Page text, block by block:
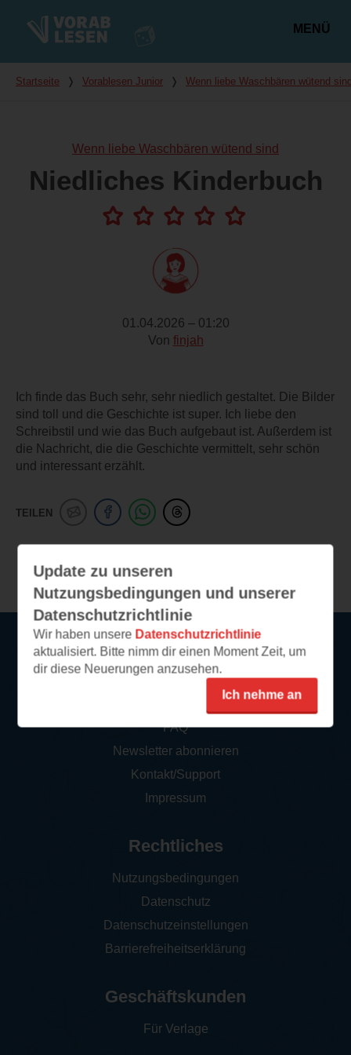
MENÜ
Du bist hier
Startseite ❭ Vorablesen Junior ❭ Wenn liebe Waschbären wütend
Wenn liebe Waschbären wütend sind
Niedliches Kinderbuch
01.04.2026 – 01:20
Von finjah
Ich finde das Buch sehr, sehr niedlich gestaltet. Die Bilder
sind toll und die Geschichte ist super. Ich liebe den
Schreibstil und wie das Buch aufgebaut ist. Außerdem ist
die Nachricht, die die Geschichte vermittelt, sehr schön
und interessant erzählt.
TEILEN
Update zu unseren
Nutzungsbedingungen und unserer
Datenschutzrichtlinie
Wir haben unsere Datenschutzrichtlinie
aktualisiert. Bitte nimm dir einen Moment Zeit, um
dir diese Neuerungen anzusehen.
Ich nehme an
Service
FAQ
Newsletter abonnieren
Kontakt/Support
Impressum
Rechtliches
Nutzungsbedingungen
Datenschutz
Datenschutzeinstellungen
Barrierefreiheitserklärung
Geschäftskunden
Für Verlage